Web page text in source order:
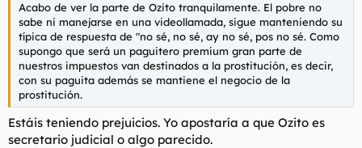
Acabo de ver la parte de Ozito tranquilamente. El pobre no
sabe ni manejarse en una videollamada, sigue manteniendo su
típica de respuesta de "no sé, no sé, ay no sé, pos no sé. Como
supongo que será un paguitero premium gran parte de
nuestros impuestos van destinados a la prostitución, es decir,
con su paguita además se mantiene el negocio de la
prostitución.
Estáis teniendo prejuicios. Yo apostaría a que Ozito es
secretario judicial o algo parecido.